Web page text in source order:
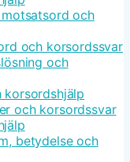
motsatsord och
och korsordssvar
och
korsordshjälp
och korsordssvar
betydelse och